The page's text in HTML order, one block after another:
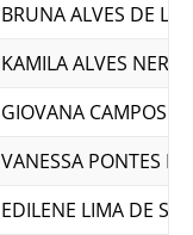
BRUNA ALVES DE
KAMILA ALVES NERY
GIOVANA CAMPOS
VANESSA PONTES
EDILENE LIMA DE